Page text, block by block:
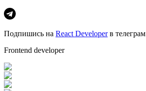
Подпишись на React Developerв телеграм
Frontend developer